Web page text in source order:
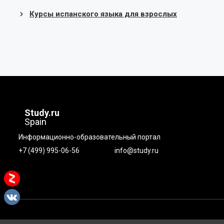
Курсы испанского языка для взрослых
Study.ru
Spain
Информационно-образовательный портал
+7 (499) 995-06-56
info@study.ru